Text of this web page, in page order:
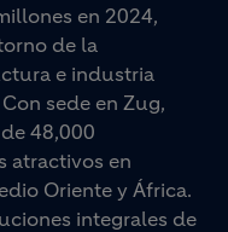
en 2024,
de la
e industria
sede en Zug,
48,000
atractivos en
Oriente y África.
integrales de